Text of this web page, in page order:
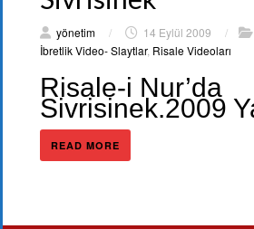
yönetim / 14 Eylül 2009 /
İbretlik Video- Slaytlar, Risale Videoları
Risale-i Nur’da
Sivrisinek.2009
READ MORE